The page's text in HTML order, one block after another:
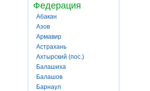
Федерация
Абакан
Азов
Армавир
Астрахань
Ахтырский (пос.)
Балашиха
Балашов
Барнаул